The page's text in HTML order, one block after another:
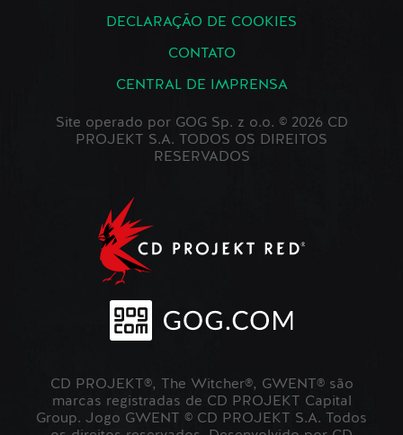
DECLARAÇÃO DE COOKIES
CONTATO
CENTRAL DE IMPRENSA
Site operado por GOG Sp. z o.o. © 2026 CD
PROJEKT S.A. TODOS OS DIREITOS
RESERVADOS
CD PROJEKT®, The Witcher®, GWENT® são
marcas registradas de CD PROJEKT Capital
Group. Jogo GWENT © CD PROJEKT S.A. Todos